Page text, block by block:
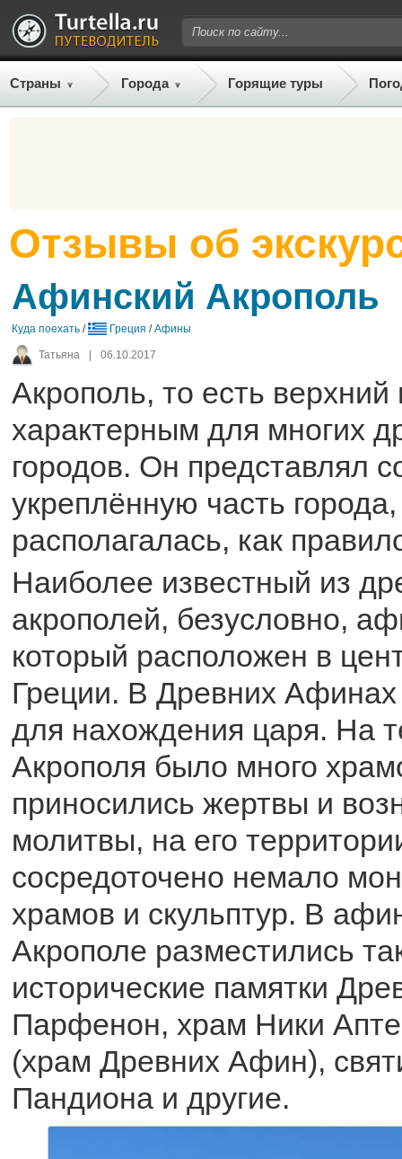
Страны Города Горящие туры
Отзывы об
Афинский Акрополь
Куда поехать / Греция /Афины
Татьяна | 06.10.2017
Акрополь, то есть верхний
характерным для многих
городов. Он представлял
укреплённую часть
располагалась, как
Наиболее известный из
акрополей, безусловно,
который расположен в
Греции. В Древних
для нахождения царя. На
Акрополя было много
приносились жертвы и
молитвы, на его
сосредоточено немало
храмов и скульптур. В
Акрополе разместились
исторические памятки
Парфенон, храм Ники
(храм Древних Афин),
Пандиона и другие.